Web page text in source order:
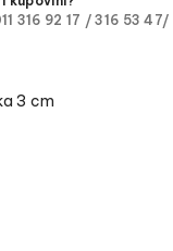
316 92 17 / 316 53 47/
3 cm